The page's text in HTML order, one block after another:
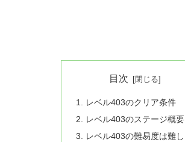
目次
レベル403のクリア条件
レベル403のステージ概要
レベル403の難易度は難